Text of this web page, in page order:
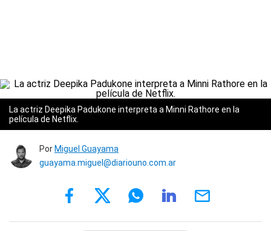
La actriz Deepika Padukone interpreta a Minni Rathore en la
película de Netflix.
Por Miguel Guayama
guayama.miguel@diariouno.com.ar